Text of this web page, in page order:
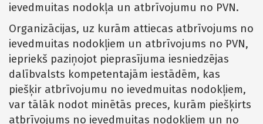
ievedmuitas nodokļa un atbrīvojumu no PVN.
Organizācijas, uz kurām attiecas atbrīvojums no
ievedmuitas nodokļiem un atbrīvojums no PVN,
iepriekš paziņojot pieprasījuma iesniedzējas
dalībvalsts kompetentajām iestādēm, kas
piešķir atbrīvojumu no ievedmuitas nodokļiem,
var tālāk nodot minētās preces, kurām piešķirts
atbrīvojums no ievedmuitas nodokļiem un no